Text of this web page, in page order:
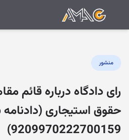
منشور
رای دادگاه درباره قائم
حقوق استیجاری
9209970222700159)